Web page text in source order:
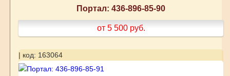
Портал: 436-896-85-90
от 5 500 руб.
| код: 163064